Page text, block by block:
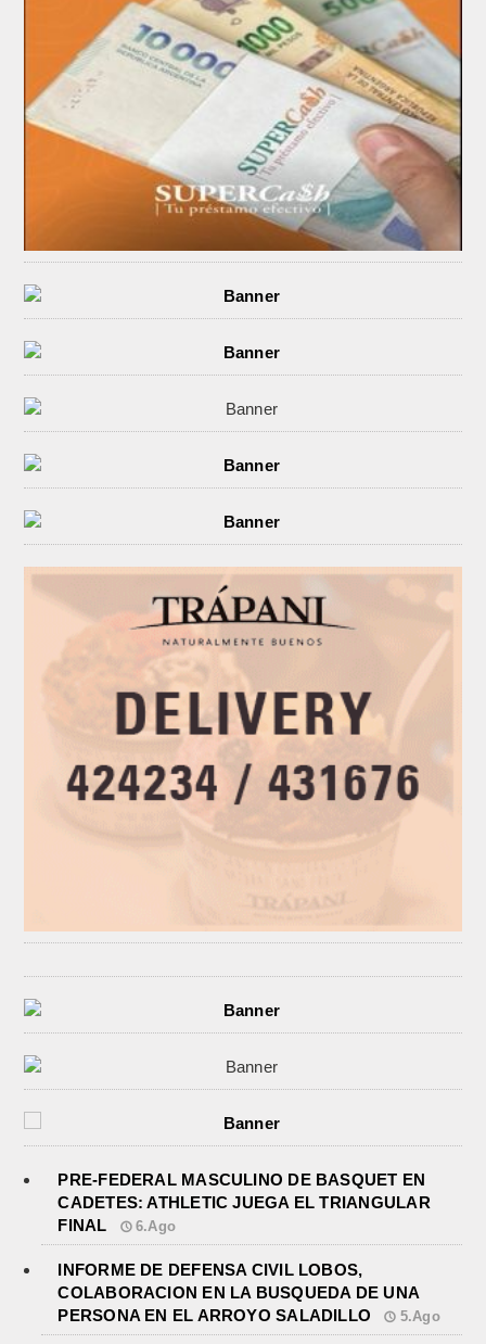
PRE-FEDERAL MASCULINO DE BASQUET EN
CADETES: ATHLETIC JUEGA EL TRIANGULAR
FINAL
6.Ago
INFORME DE DEFENSA CIVIL LOBOS,
COLABORACION EN LA BUSQUEDA DE UNA
PERSONA EN EL ARROYO SALADILLO
5.Ago